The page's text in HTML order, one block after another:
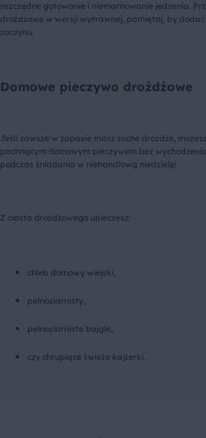
oszczędne gotowanie i niemarnowanie jedzenia.
drożdżowe w wersji wytrawnej, pamiętaj, by
zaczynu.
Domowe pieczywo drożdżowe
Jeśli zawsze w zapasie masz suche drożdże,
pachnącym domowym pieczywem bez
podczas śniadania w niehandlową niedzielę!
Z ciasta drożdżowego upieczesz:
chleb domowy wiejski,
pełnoziarnisty,
pełnoziarniste bajgle,
czy chrupiące świeże kajzerki.